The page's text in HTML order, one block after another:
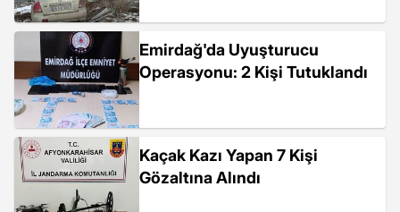
Emirdağ'da Uyuşturucu
Operasyonu: 2 Kişi Tutuklandı
Kaçak Kazı Yapan 7 Kişi
Gözaltına Alındı